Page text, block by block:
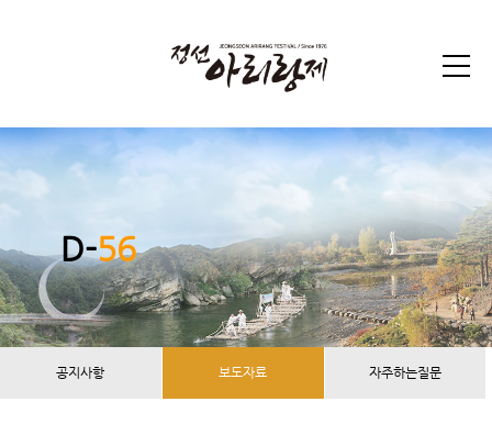
D-56
공지사항 보도자료 자주하는질문